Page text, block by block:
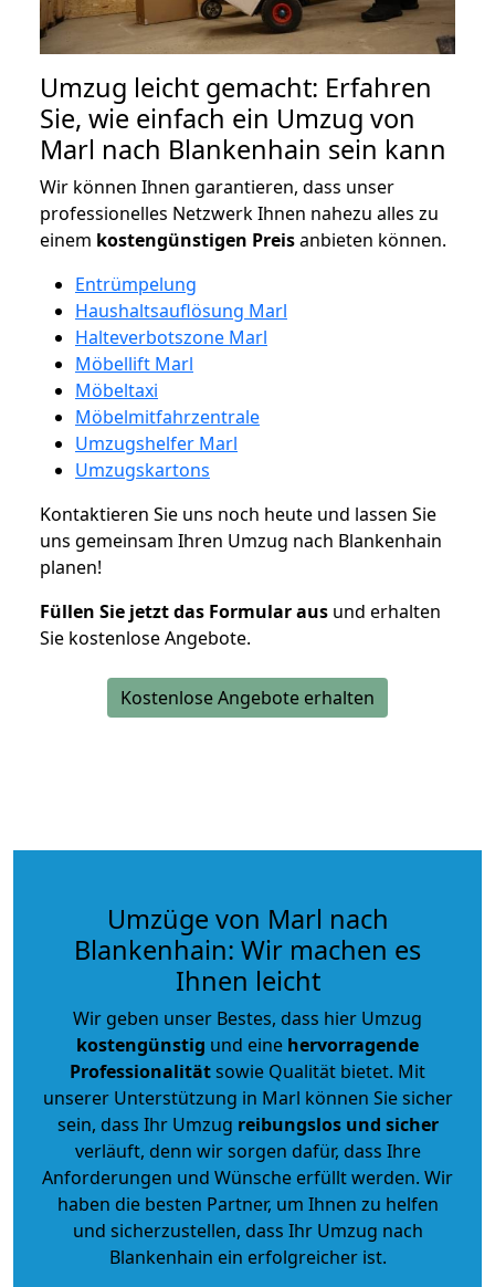
Umzug leicht gemacht: Erfahren
Sie, wie einfach ein Umzug von
Marl nach Blankenhain sein kann
Wir können Ihnen garantieren, dass unser
professionelles Netzwerk Ihnen nahezu alles zu
einem kostengünstigen Preisanbieten können.
Entrümpelung
Haushaltsauflösung Marl
Halteverbotszone Marl
Möbellift Marl
Möbeltaxi
Möbelmitfahrzentrale
Umzugshelfer Marl
Umzugskartons
Kontaktieren Sie uns noch heute und lassen Sie
uns gemeinsam Ihren Umzug nach Blankenhain
planen!
Füllen Sie jetzt das Formular aus und erhalten
Sie kostenlose Angebote.
Kostenlose Angebote erhalten
Umzüge von Marl nach
Blankenhain: Wir machen es
Ihnen leicht
Wir geben unser Bestes, dass hier Umzug
kostengünstig und eine hervorragende
Professionalitätsowie Qualität bietet. Mit
unserer Unterstützung in Marl können Sie sicher
sein, dass Ihr Umzug reibungslos und sicher
verläuft, denn wir sorgen dafür, dass Ihre
Anforderungen und Wünsche erfüllt werden. Wir
haben die besten Partner, um Ihnen zu helfen
und sicherzustellen, dass Ihr Umzug nach
Blankenhain ein erfolgreicher ist.